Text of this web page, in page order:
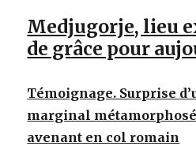
Medjugorje, lieu
de grâce pour
Témoignage. Surprise
marginal
avenant en col romain